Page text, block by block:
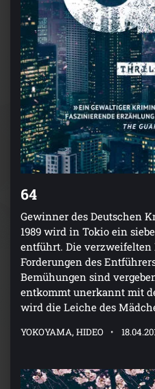
64
Gewinner des Deutschen
1989 wird in Tokio ein
entführt. Die
Forderungen des
Bemühungen sind
entkommt unerkannt mit
wird die Leiche des
YOKOYAMA, HIDEO